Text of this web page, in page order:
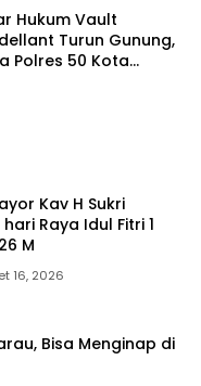
Hukum Vault
Turun Gunung,
Polres 50 Kota
Kav H Sukri
Raya Idul Fitri 1
M
16, 2026
Bisa Menginap di